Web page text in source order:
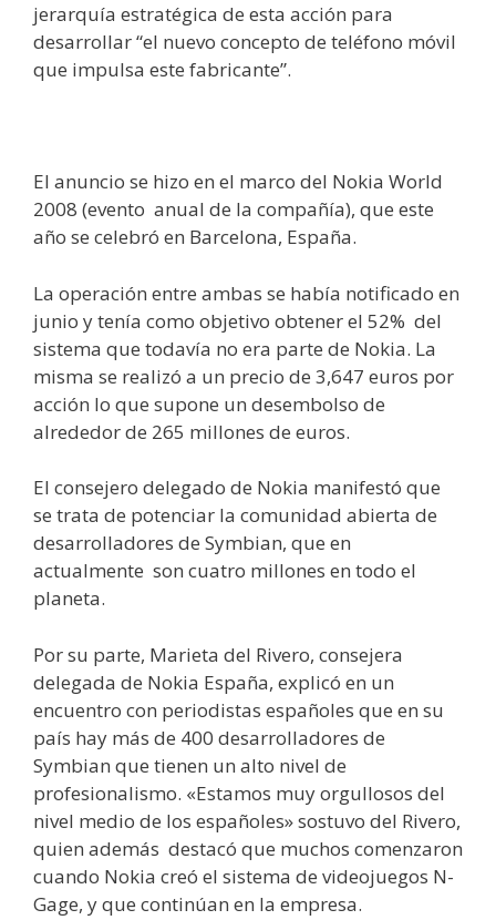
jerarquía estratégica de esta acción para
desarrollar “el nuevo concepto de teléfono móvil
que impulsa este fabricante”.
El anuncio se hizo en el marco del Nokia World
2008 (evento anual de la compañía), que este
año se celebró en Barcelona, España.
La operación entre ambas se había notificado en
junio y tenía como objetivo obtener el 52% del
sistema que todavía no era parte de Nokia. La
misma se realizó a un precio de 3,647 euros por
acción lo que supone un desembolso de
alrededor de 265 millones de euros.
El consejero delegado de Nokia manifestó que
se trata de potenciar la comunidad abierta de
desarrolladores de Symbian, que en
actualmente son cuatro millones en todo el
planeta.
Por su parte, Marieta del Rivero, consejera
delegada de Nokia España, explicó en un
encuentro con periodistas españoles que en su
país hay más de 400 desarrolladores de
Symbian que tienen un alto nivel de
profesionalismo. «Estamos muy orgullosos del
nivel medio de los españoles» sostuvo del Rivero,
quien además destacó que muchos comenzaron
cuando Nokia creó el sistema de videojuegos N-
Gage, y que continúan en la empresa.